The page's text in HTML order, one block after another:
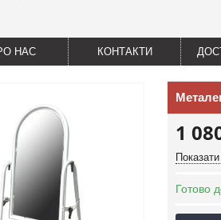
НАС КОНТАКТИ
1
Показати
Готово